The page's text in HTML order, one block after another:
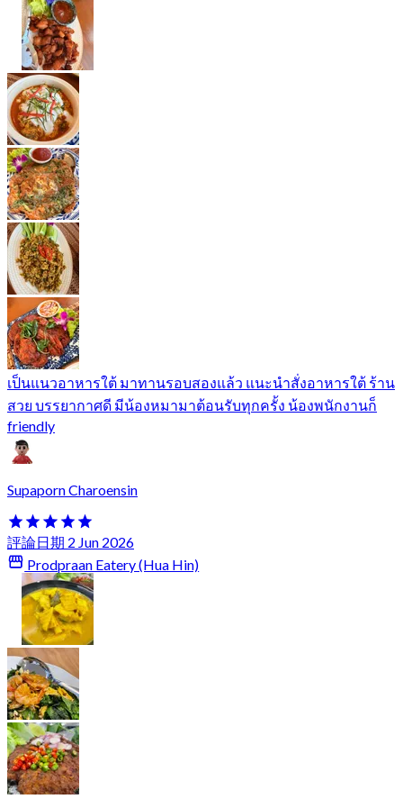
เป็นแนวอาหารใต้ มาทานรอบสองแล้ว แนะนำสั่งอาหารใต้ ร้าน
สวย บรรยากาศดี มีน้องหมามาต้อนรับทุกครั้ง น้องพนักงานก็
friendly
Supaporn Charoensin
評論日期 2 Jun 2026
Prodpraan Eatery (Hua Hin)